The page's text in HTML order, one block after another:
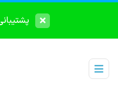
پشتیبانی